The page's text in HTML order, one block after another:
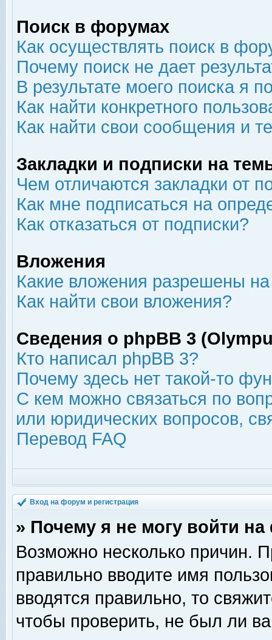
Поиск в форумах
Как осуществлять поиск в
Почему поиск не дает
В результате моего поиска я
Как найти конкретного
Как найти свои сообщения и
Закладки и подписки на
Чем отличаются закладки от
Как мне подписаться на
Как отказаться от подписки?
Вложения
Какие вложения разрешены
Как найти свои вложения?
Сведения о phpBB 3
Кто написал phpBB 3?
Почему здесь нет такой-то
С кем можно связаться по
или юридических вопросов,
Перевод FAQ
Вход на форум и регистрация
» Почему я не могу войти
Возможно несколько причин.
правильно вводите имя
вводятся правильно, то
чтобы проверить, не был ли